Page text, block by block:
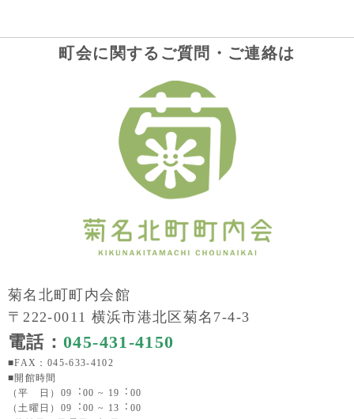
町会に関するご質問・ご連絡は
菊名北町町内会館
〒222-0011 横浜市港北区菊名7-4-3
電話：045-431-4150
■FAX：045-633-4102
■開館時間
（平 日）09︓00 ~ 19︓00
（土曜日）09︓00 ~ 13︓00